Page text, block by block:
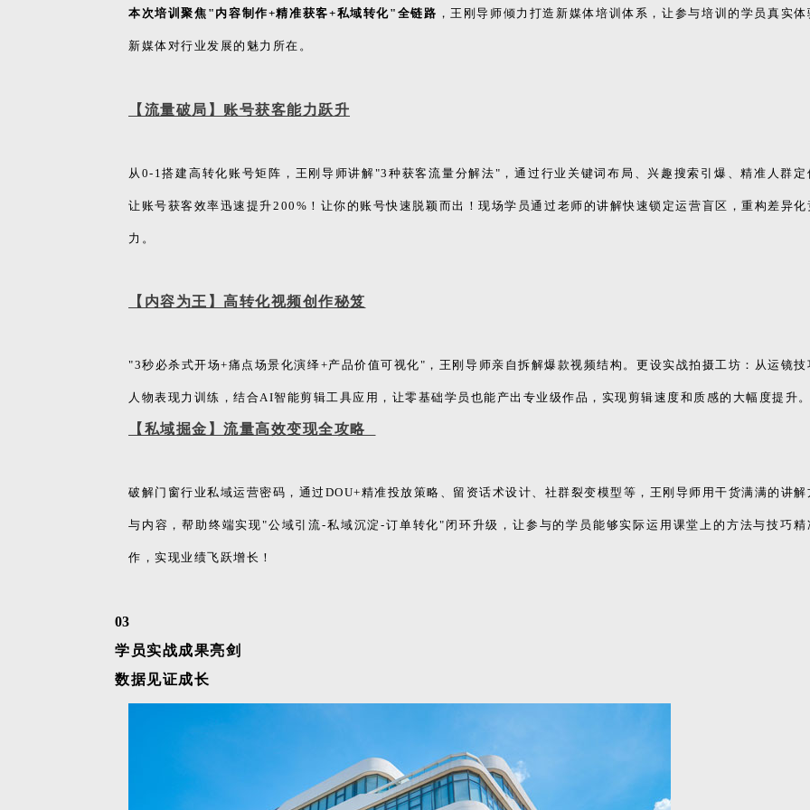
本次培训聚焦"内容制作+精准获客+私域转化"全链路 ，王刚导师倾力打造新媒体培训体系，让参与培训的学员真实体
新媒体对行业发展的魅力所在。
【流量破局】账号获客能力跃升
从0-1搭建高转化账号矩阵，王刚导师讲解"3种获客流量分解法"，通过行业关键词布局、兴趣搜索引爆、精准人群定
让账号获客效率迅速提升200%！让你的账号快速脱颖而出！现场学员通过老师的讲解快速锁定运营盲区，重构差异化
力。
【内容为王】高转化视频创作秘笈
"3秒必杀式开场+痛点场景化演绎+产品价值可视化"，王刚导师亲自拆解爆款视频结构。更设实战拍摄工坊：从运镜技
人物表现力训练，结合AI智能剪辑工具应用，让零基础学员也能产出专业级作品，实现剪辑速度和质感的大幅度提升。
【私域掘金】流量高效变现全攻略
破解门窗行业私域运营密码，通过DOU+精准投放策略、留资话术设计、社群裂变模型等，王刚导师用干货满满的讲解
与内容，帮助终端实现"公域引流-私域沉淀-订单转化"闭环升级，让参与的学员能够实际运用课堂上的方法与技巧精
作，实现业绩飞跃增长！
03
学员实战成果亮剑
数据见证成长